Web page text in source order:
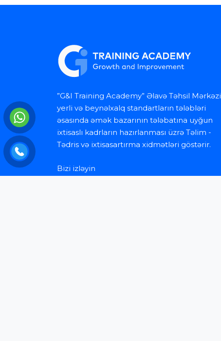
”G&I Training Academy” Əlavə Təhsil Mərkəzi
yerli və beynəlxalq standartların tələbləri
əsasında əmək bazarının tələbatına uyğun
ixtisaslı kadrların hazırlanması üzrə Təlim -
Tədris və ixtisasartırma xidmətləri göstərir.
Bizi izləyin